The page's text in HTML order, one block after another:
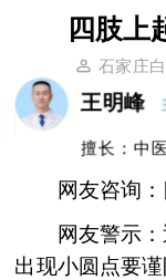
四肢上
石家庄
王明峰
擅长：中
网友咨询：
网友警示：
出现小圆点要谨